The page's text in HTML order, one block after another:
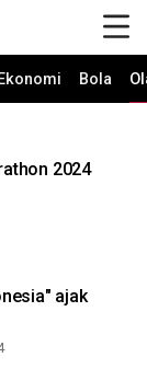
Ekonomi Bola
2024
ajak